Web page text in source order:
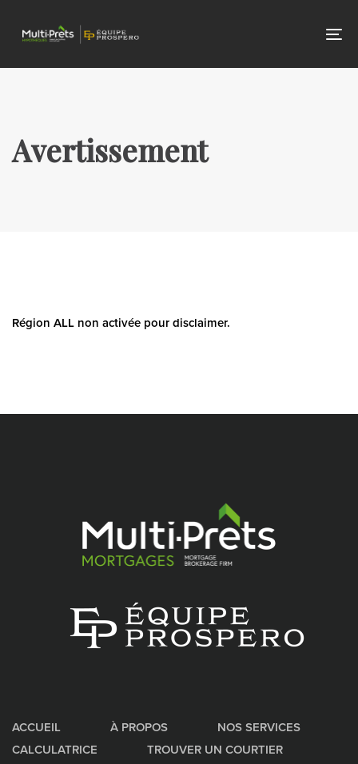
links
content
Avertissement
Région ALL non activée pour disclaimer.
ACCUEIL À PROPOS
NOS SERVICES
CALCULATRICE
TROUVER UN COURTIER